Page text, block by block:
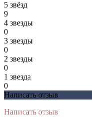
5 звёзд
9
4 звeзды
0
3 звeзды
0
2 звeзды
0
1 звeзда
0
Написать отзыв
Написать отзыв